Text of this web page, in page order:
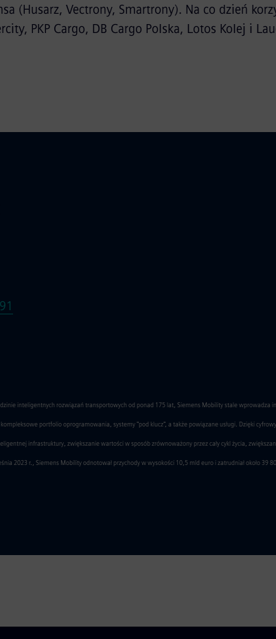
(Husarz, Vectrony, Smartrony). Na co dzień
PKP Cargo, DB Cargo Polska, Lotos Kolej i
inteligentnych rozwiązań transportowych od ponad 175 lat, Siemens Mobility stale wprowadza
portfolio oprogramowania, systemy "pod klucz", a także powiązane usługi. Dzięki
infrastruktury, zwiększanie wartości w sposób zrównoważony przez cały cykl życia,
2023 r., Siemens Mobility odnotował przychody w wysokości 10,5 mld euro i zatrudniał około 39